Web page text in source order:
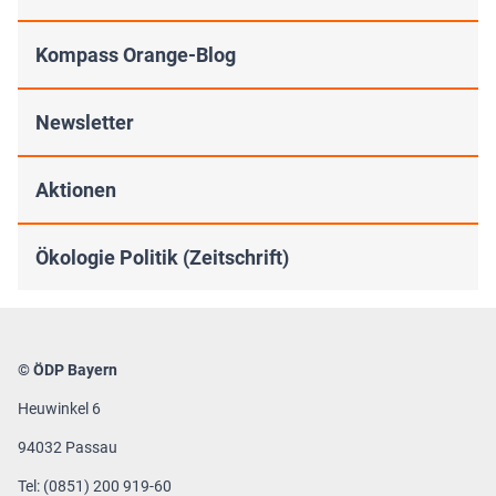
Kompass Orange-Blog
Newsletter
Aktionen
Ökologie Politik (Zeitschrift)
© ÖDP Bayern
Heuwinkel 6
94032 Passau
Tel: (0851) 200 919-60